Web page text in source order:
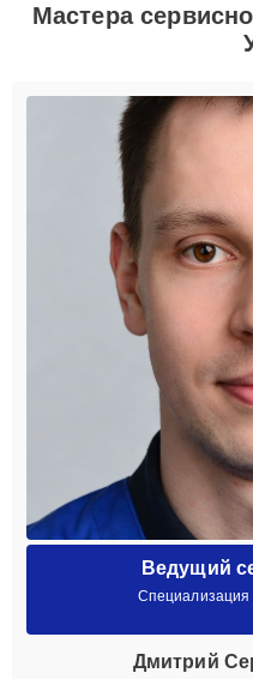
Мастера
Ведущий
Дмитрий